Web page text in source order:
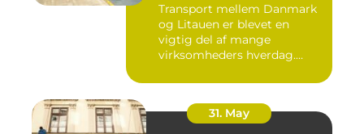
Transport mellem Danmark
og Litauen er blevet en
vigtig del af mange
virksomheders hverdag.
31. May